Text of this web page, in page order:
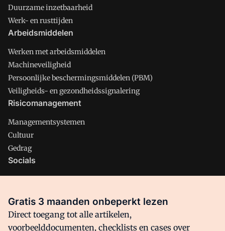
Duurzame inzetbaarheid
Werk- en rusttijden
Arbeidsmiddelen
Werken met arbeidsmiddelen
Machineveiligheid
Persoonlijke beschermingsmiddelen (PBM)
Veiligheids- en gezondheidssignalering
Risicomanagement
Managementsystemen
Cultuur
Gedrag
Socials
Facebook
Gratis 3 maanden onbeperkt lezen
Direct toegang tot alle artikelen,
voorbeelddocumenten, checklists en cases over